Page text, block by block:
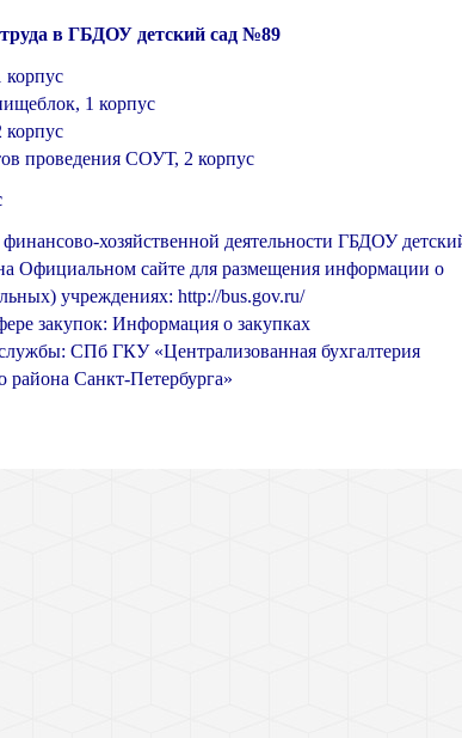
в ГБДОУ детский сад №89
1 корпус
проведения СОУТ, 2 корпус
хозяйственной деятельности ГБДОУ
Официальном сайте для размещения информации о
учреждениях: http://bus.gov.ru/
закупок: Информация о закупках
СПб ГКУ «Централизованная бухгалтерия
Санкт-Петербурга»